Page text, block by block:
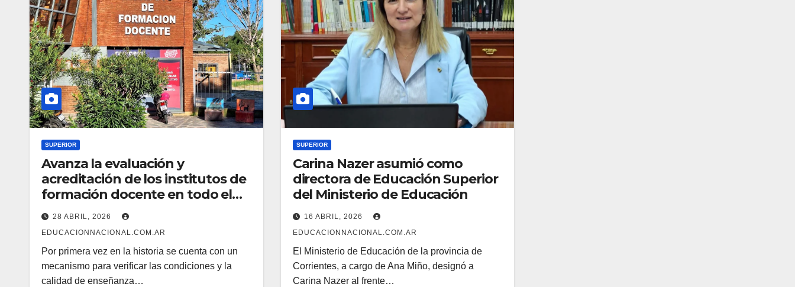
SUPERIOR
Avanza la evaluación y
acreditación de los institutos de
formación docente en todo el
país
28 ABRIL, 2026
EDUCACIONNACIONAL.COM.AR
Por primera vez en la historia se cuenta con un
mecanismo para verificar las condiciones y la
calidad de enseñanza…
SUPERIOR
Carina Nazer asumió como
directora de Educación Superior
del Ministerio de Educación
16 ABRIL, 2026
EDUCACIONNACIONAL.COM.AR
El Ministerio de Educación de la provincia de
Corrientes, a cargo de Ana Miño, designó a
Carina Nazer al frente…